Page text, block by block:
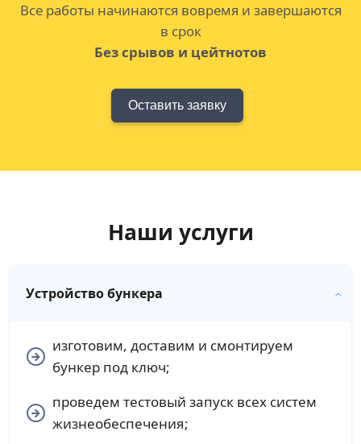
Все работы начинаются вовремя и завершаются
в срок
Без срывов и цейтнотов
Оставить заявку
Наши услуги
Устройство бункера
изготовим, доставим и смонтируем
бункер под ключ;
проведем тестовый запуск всех систем
жизнеобеспечения;